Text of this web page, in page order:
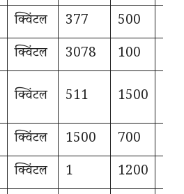
क्विंटल 377 500
क्विंटल 3078 100
क्विंटल 511 1500
क्विंटल 1500 700
क्विंटल 1 1200